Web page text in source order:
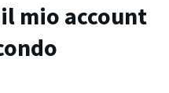
mio account